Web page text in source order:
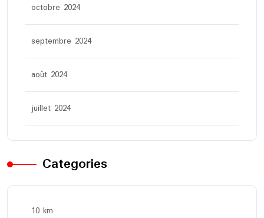
octobre 2024
septembre 2024
août 2024
juillet 2024
Categories
10 km